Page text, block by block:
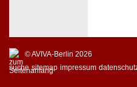
© AVIVA-Berlin 2026
suche sitemap impressum